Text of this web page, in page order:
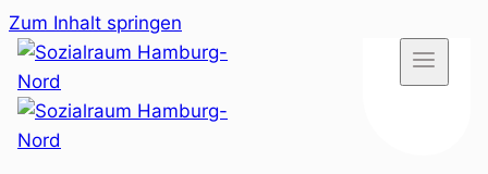
Zum Inhalt springen